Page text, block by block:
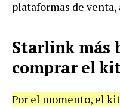
plataformas de venta,
Starlink más
comprar el
Por el momento, el